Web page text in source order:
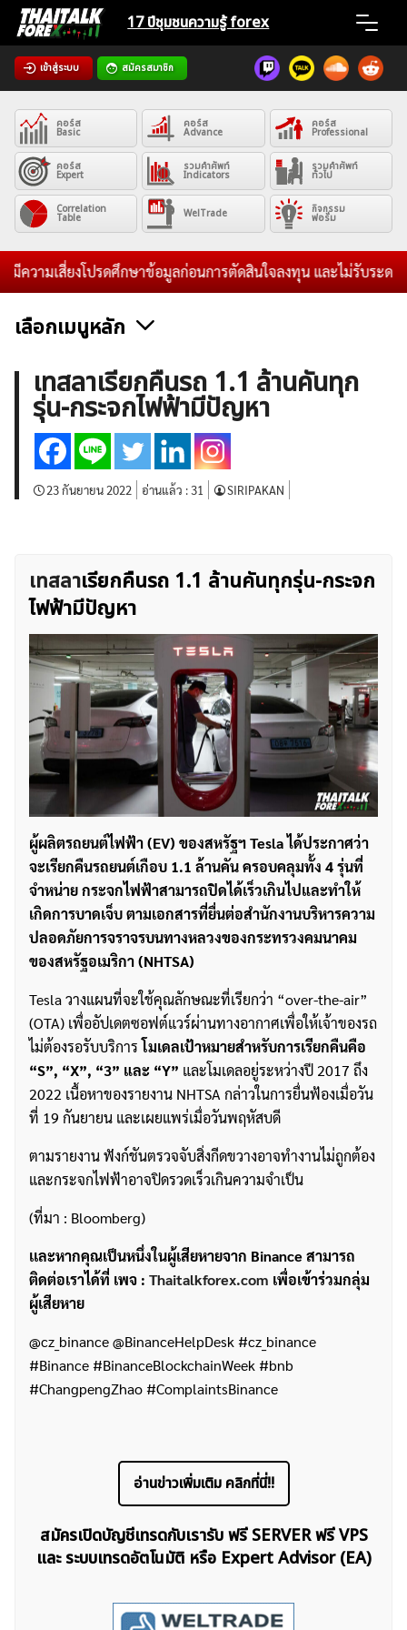
Skip
content
17 ปีชุมชนความรู้ forex
เข้าสู่ระบบ สมัครสมาชิก
Home
News
Articles
VPS Register
ค้นหา
สำหรับ:
คอร์ส
Basic
คอร์ส
Advance
คอร์ส
Professional
คอร์ส
Expert
รวมคำศัพท์
Indicators
รวมคำศัพท์
ทั่วไป
Correlation
Table WelTrade กิจกรรม
ฟอรั่ม
วามเสี่ยงโปรดศึกษาข้อมูลก่อนการตัดสินใจลงทุน และไม่รับระดมทุน
เลือกเมนูหลัก
ข่าวฟอเร็กซ์และสกุลเงิน คริปโตเคอร์เรนซี
ฟรีซิกแนล รายวัน
บทวิเคราะห์
เศรษฐกิจทั่วไป ดัชนี-หุ้น
พันธบัตร
สินค้าโภคภัณฑ์
โบรกเกอร์ FX
โปรโมชั่น Forex
กองทุน Forex
ฟรี EA
เทสลาเรียกคืนรถ 1.1 ล้านคันทุก
รุ่น-กระจกไฟฟ้ามีปัญหา
23 กันยายน 2022 อ่านแล้ว :31 SIRIPAKAN
เทสลาเรียกคืนรถ 1.1 ล้านคันทุกรุ่น-กระจก
ไฟฟ้ามีปัญหา
ผู้ผลิตรถยนต์ไฟฟ้า (EV) ของสหรัฐฯ Tesla ได้ประกาศว่า
จะเรียกคืนรถยนต์เกือบ 1.1 ล้านคัน ครอบคลุมทั้ง 4 รุ่นที่
จำหน่าย กระจกไฟฟ้าสามารถปิดได้เร็วเกินไปและทำให้
เกิดการบาดเจ็บ ตามเอกสารที่ยื่นต่อสำนักงานบริหารความ
ปลอดภัยการจราจรบนทางหลวงของกระทรวงคมนาคม
ของสหรัฐอเมริกา (NHTSA)
Tesla วางแผนที่จะใช้คุณลักษณะที่เรียกว่า “over-the-air”
(OTA) เพื่ออัปเดตซอฟต์แวร์ผ่านทางอากาศเพื่อให้เจ้าของรถ
ไม่ต้องรอรับบริการ โมเดลเป้าหมายสำหรับการเรียกคืนคือ
“S”, “X”, “3” และ “Y” และโมเดลอยู่ระหว่างปี 2017 ถึง
2022 เนื้อหาของรายงาน NHTSA กล่าวในการยื่นฟ้องเมื่อวัน
ที่ 19 กันยายน และเผยแพร่เมื่อวันพฤหัสบดี
ตามรายงาน ฟังก์ชันตรวจจับสิ่งกีดขวางอาจทำงานไม่ถูกต้อง
และกระจกไฟฟ้าอาจปิดรวดเร็วเกินความจำเป็น
(ที่มา : Bloomberg)
เเละหากคุณเป็นหนึ่งในผู้เสียหายจาก Binance สามารถ
ติดต่อเราได้ที่ เพจ : Thaitalkforex.com เพื่อเข้าร่วมกลุ่ม
ผู้เสียหาย
@cz_binance @BinanceHelpDesk #cz_binance
#Binance #BinanceBlockchainWeek #bnb
#ChangpengZhao #ComplaintsBinance
อ่านข่าวเพิ่มเติม คลิกที่นี่!!
สมัครเปิดบัญชีเทรดกับเรารับ ฟรี SERVER ฟรี VPS
และ ระบบเทรดอัตโนมัติ หรือ Expert Advisor (EA)